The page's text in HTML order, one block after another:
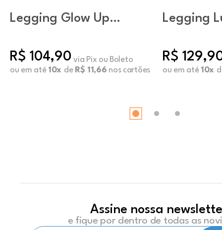
Legging Glow Up
R$ 104,90 via Pix ou Boleto
ou em até 10x de R$ 11,66 nos cartões
Legging
R$
ou em até 10x
Assine nossa
e fique por dentro de todas as